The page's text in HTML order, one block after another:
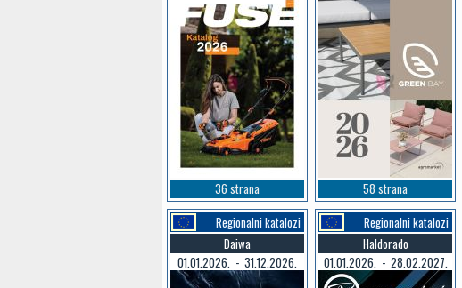
36 strana 58 strana
Regionalni katalozi
Daiwa
01.01.2026. - 31.12.2026.
Regionalni katalozi
Haldorado
01.01.2026. - 28.02.2027.